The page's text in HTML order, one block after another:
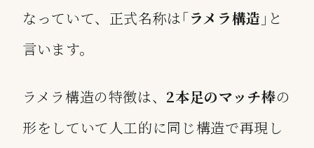
なっていて、正式名称は｢ラメラ構造 ｣と
言います。
ラメラ構造の特徴は、 2本足のマッチ棒の
形をしていて人工的に同じ構造で再現し